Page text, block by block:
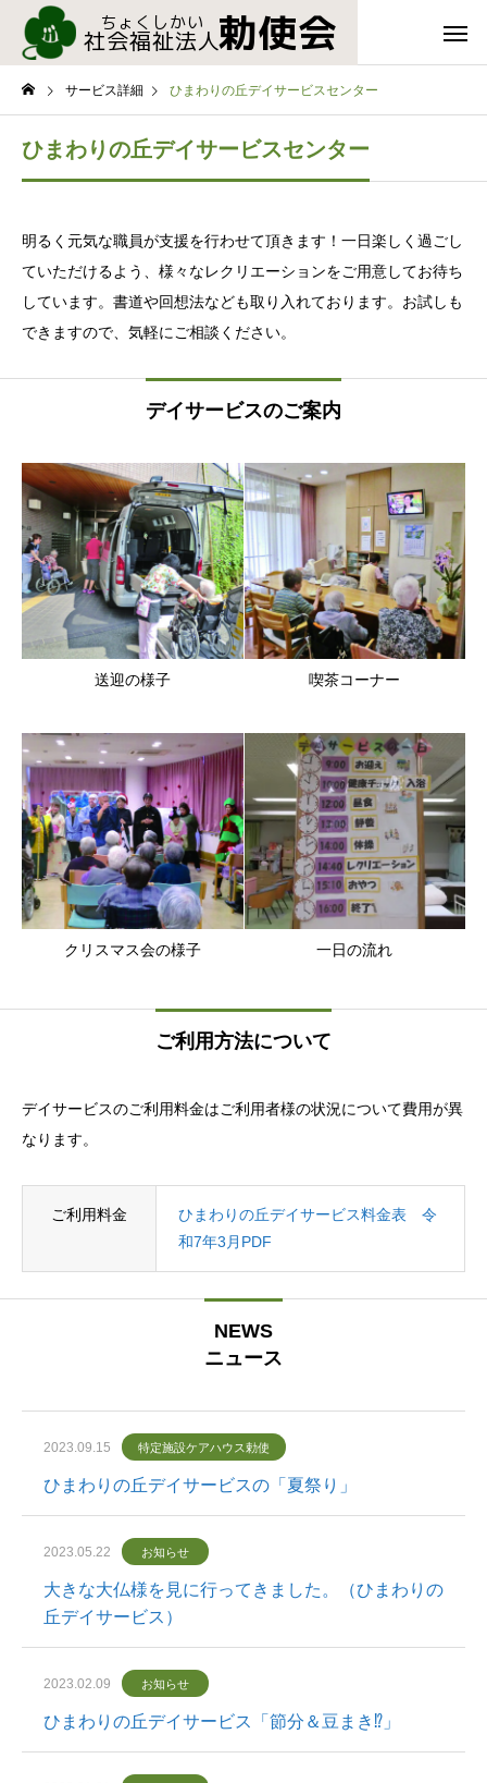
サービス詳細 ひまわりの丘デイサービスセンター
ひまわりの丘デイサービスセンター
明るく元気な職員が支援を行わせて頂きます！一日楽しく過ごし
ていただけるよう、様々なレクリエーションをご用意してお待ち
しています。書道や回想法なども取り入れております。お試しも
できますので、気軽にご相談ください。
デイサービスのご案内
送迎の様子 喫茶コーナー
クリスマス会の様子 一日の流れ
ご利用方法について
デイサービスのご利用料金はご利用者様の状況について費用が異
なります。
ご利用料金
ひまわりの丘デイサービス料金表 令
和7年3月PDF
NEWS
ニュース
2023.09.15 特定施設ケアハウス勅使
ひまわりの丘デイサービスの「夏祭り」
2023.05.22 お知らせ
大きな大仏様を見に行ってきました。（ひまわりの
丘デイサービス）
2023.02.09 お知らせ
ひまわりの丘デイサービス「節分＆豆まき⁉」